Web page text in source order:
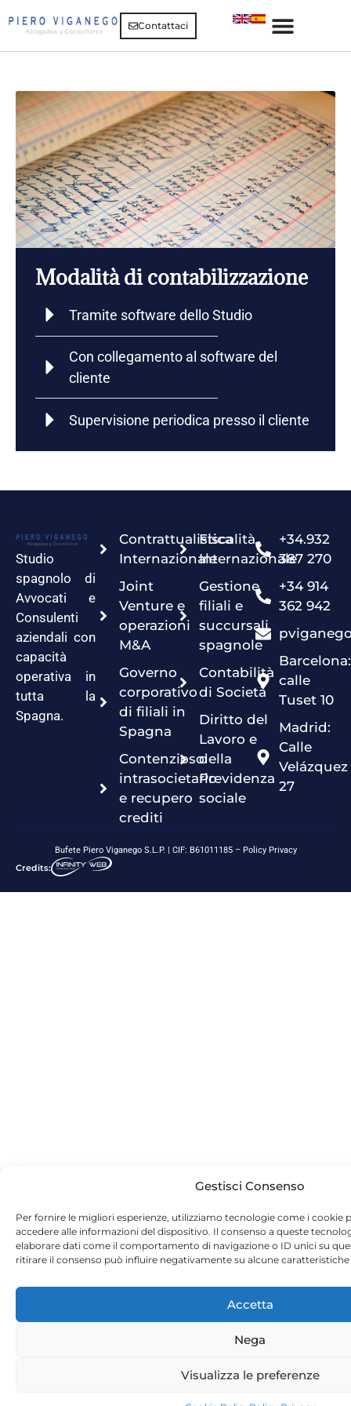
Gestisci Consenso
Per fornire le migliori esperienze, utilizziamo tecnologie come i cookie
accedere alle informazioni del dispositivo. Il consenso a queste
elaborare dati come il comportamento di navigazione o ID unici su
ritirare il consenso può influire negativamente su alcune caratteristiche
Accetta
Nega
Visualizza le preferenze
Contattaci
Modalità di contabilizzazione
Tramite software dello Studio
Con collegamento al software del
cliente
Supervisione periodica presso il cliente
Studio
spagnolo di
Avvocati e
Consulenti
aziendali con
capacità
operativa in
tutta la
Spagna.
Contrattualistica
Internazionale
Joint
Venture e
operazioni
M&A
Governo
corporativo
di filiali in
Spagna
Contenzioso
intrasocietario
e recupero
crediti
Fiscalità
Internazionale
Gestione
filiali e
succursali
spagnole
Contabilità
di Società
Diritto del
Lavoro e
della
Previdenza
sociale
+34.932
387 270
+34 914
362 942
Barcelona:
calle
Tuset 10
Madrid:
Calle
Velázquez
27
Bufete Piero Viganego S.L.P. | CIF: B61011185 – Policy Privacy
Credits: